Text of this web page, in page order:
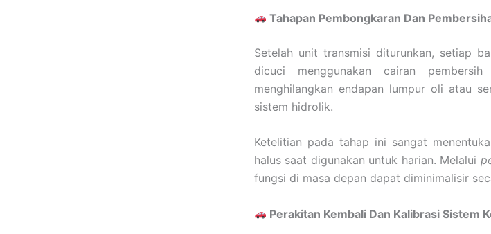
Tahapan Pembongkaran Dan
Setelah unit transmisi diturunkan, setiap
dicuci menggunakan cairan
menghilangkan endapan lumpur oli atau
sistem hidrolik.
Ketelitian pada tahap ini sangat
halus saat digunakan untuk harian. Melalui
fungsi di masa depan dapat diminimalisir
Perakitan Kembali Dan Kalibrasi Sistem